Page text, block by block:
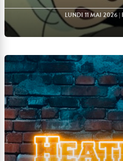
LUNDI 11 MAI 2026|
Lire